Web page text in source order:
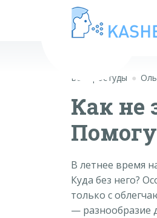
Без простуды
Как не
В летнее время
Куда без него?
только с
— разнообразие